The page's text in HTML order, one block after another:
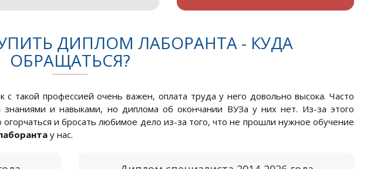
ДИПЛОМ ЛАБОРАНТА - КУДА
ОБРАЩАТЬСЯ?
такой профессией очень важен, оплата труда у него довольно высока. Часто
и навыками, но диплома об окончании ВУЗа у них нет. Из-за этого
и бросать любимое дело из-за того, что не прошли нужное обучение
у нас.